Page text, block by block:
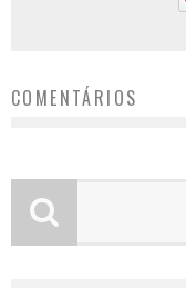
COMENTÁRIOS